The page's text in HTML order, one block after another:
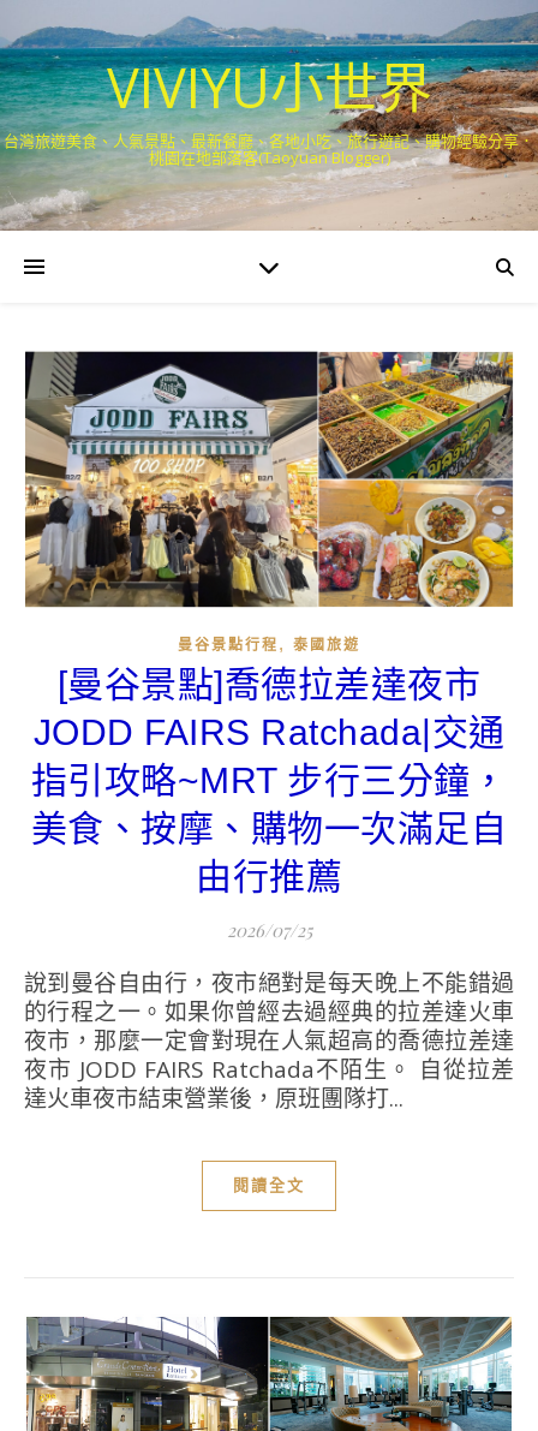
VIVIYU小世界
台灣旅遊美食、人氣景點、最新餐廳、各地小吃、旅行遊記、購物經驗分享．
桃園在地部落客(Taoyuan Blogger)
曼谷景點行程 , 泰國旅遊
[曼谷景點]喬德拉差達夜市
JODD FAIRS Ratchada|交通
指引攻略~MRT 步行三分鐘，
美食、按摩、購物一次滿足自
由行推薦
2026/07/25
說到曼谷自由行，夜市絕對是每天晚上不能錯過
的行程之一。如果你曾經去過經典的拉差達火車
夜市，那麼一定會對現在人氣超高的喬德拉差達
夜市 JODD FAIRS Ratchada不陌生。 自從拉差
達火車夜市結束營業後，原班團隊打...
閱讀全文